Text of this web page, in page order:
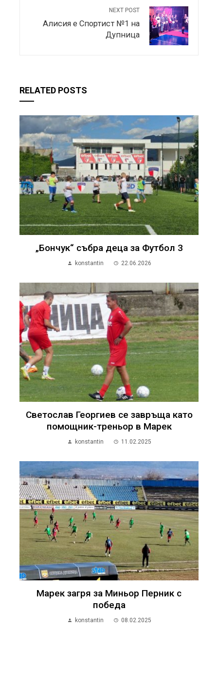
NEXT POST
Алисия е Спортист №1 на
Дупница
RELATED POSTS
„Бончук“ събра деца за Футбол 3
konstantin 22.06.2026
Светослав Георгиев се завръща като
помощник-треньор в Марек
konstantin 11.02.2025
Марек загря за Миньор Перник с
победа
konstantin 08.02.2025